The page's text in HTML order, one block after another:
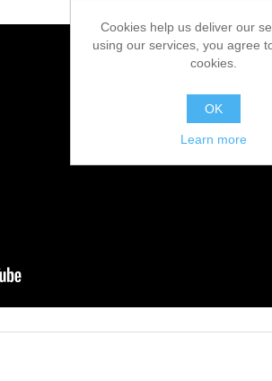
Cookies help us deliver our
using our services, you agree
cookies.
OK
Learn more